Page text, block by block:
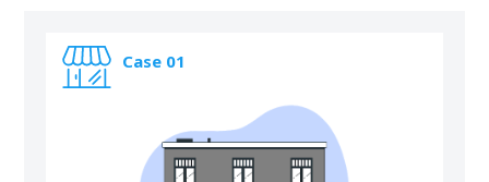
Case 01